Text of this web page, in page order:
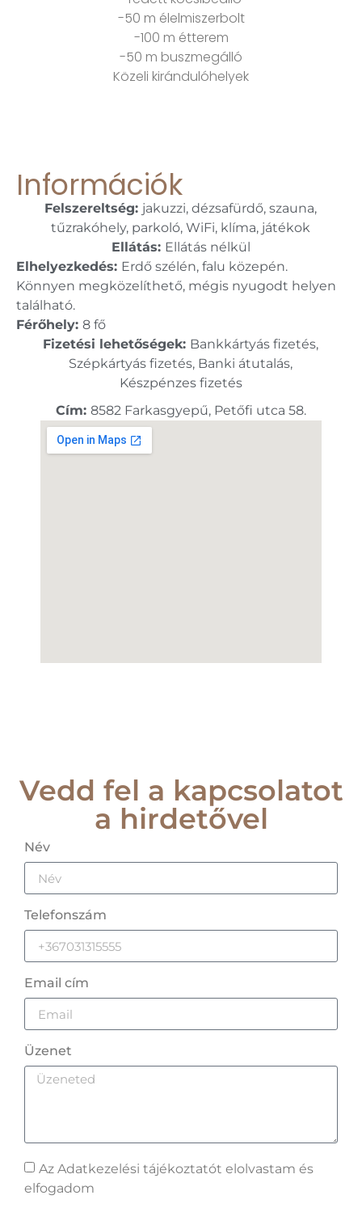
-50 m élelmiszerbolt
-100 m étterem
-50 m buszmegálló
Közeli kirándulóhelyek
Információk
Felszereltség: jakuzzi, dézsafürdő, szauna,
tűzrakóhely, parkoló, WiFi, klíma, játékok
Ellátás: Ellátás nélkül
Elhelyezkedés: Erdő szélén, falu közepén.
Könnyen megközelíthető, mégis nyugodt helyen
található.
Férőhely: 8 fő
Fizetési lehetőségek: Bankkártyás fizetés,
Szépkártyás fizetés, Banki átutalás,
Készpénzes fizetés
Cím: 8582 Farkasgyepű, Petőfi utca 58.
Vedd fel a kapcsolatot
a hirdetővel
Név
Telefonszám
Email cím
Üzenet
Az Adatkezelési tájékoztatót elolvastam és
elfogadom